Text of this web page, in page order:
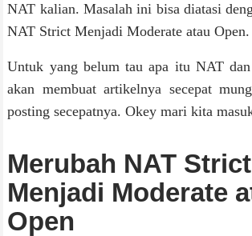
NAT kalian. Masalah ini bisa diatasi
NAT Strict Menjadi Moderate atau Open.
Untuk yang belum tau apa itu NAT
akan membuat artikelnya secepat
posting secepatnya. Okey mari kita
Merubah NAT Strict
Menjadi Moderate
Open